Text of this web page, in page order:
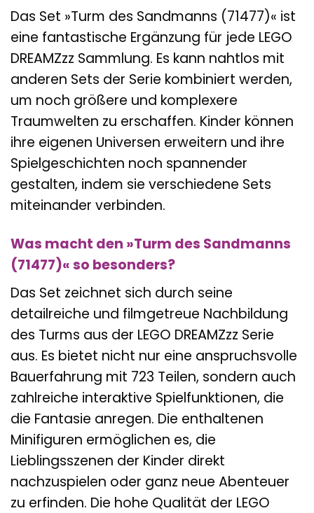
Das Set »Turm des Sandmanns (71477)« ist
eine fantastische Ergänzung für jede LEGO
DREAMZzz Sammlung. Es kann nahtlos mit
anderen Sets der Serie kombiniert werden,
um noch größere und komplexere
Traumwelten zu erschaffen. Kinder können
ihre eigenen Universen erweitern und ihre
Spielgeschichten noch spannender
gestalten, indem sie verschiedene Sets
miteinander verbinden.
Was macht den »Turm des Sandmanns
(71477)« so besonders?
Das Set zeichnet sich durch seine
detailreiche und filmgetreue Nachbildung
des Turms aus der LEGO DREAMZzz Serie
aus. Es bietet nicht nur eine anspruchsvolle
Bauerfahrung mit 723 Teilen, sondern auch
zahlreiche interaktive Spielfunktionen, die
die Fantasie anregen. Die enthaltenen
Minifiguren ermöglichen es, die
Lieblingsszenen der Kinder direkt
nachzuspielen oder ganz neue Abenteuer
zu erfinden. Die hohe Qualität der LEGO